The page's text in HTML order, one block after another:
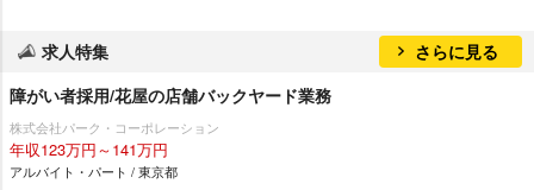
求人特集
さらに見る
障がい者採用/花屋の店舗バックヤード業務
株式会社パーク・コーポレーション
年収123万円～141万円
アルバイト・パート / 東京都